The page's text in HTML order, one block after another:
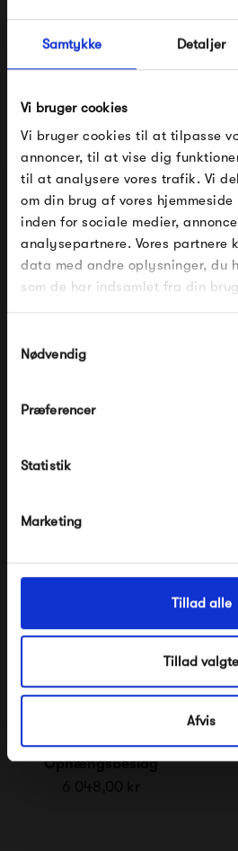
Samtykke Detaljer
Vi bruger cookies
Vi bruger cookies til at tilpasse
annoncer, til at vise dig
til at analysere vores trafik. Vi
om din brug af vores
inden for sociale medier,
analysepartnere. Vores partnere
data med andre oplysninger, du
som de har indsamlet fra din
Nødvendig
Præferencer
Statistik
Marketing
Tillad alle
Tillad valgte
Afvis
Produkter fra
Montana Selection
COMPILE Sokkel H3
COMPILE
Ophængsbeslag
FÅ 10% PÅ DIN
Indtast din e-mail, så sender vi
mail. Minimumsbeløb er 499 kr.
rabatten.
Gælder ikke på produkter fra
*Ved at tilmelde dig accepterer du at